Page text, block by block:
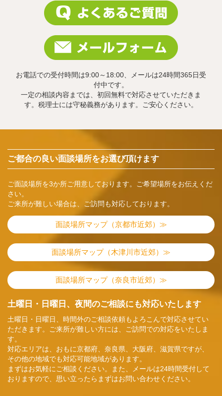
お電話での受付時間は9:00～18:00、メールは24時間365日受
付中です。
一定の相談内容までは、初回無料で対応させていただきま
す。税理士には守秘義務があります。ご安心ください。
ご都合の良い面談場所をお選び頂けます
ご面談場所を3か所ご用意しております。ご希望場所をお伝えくだ
さい。
ご来所が難しい場合は、ご訪問も対応しております。
面談場所マップ（京都市近郊）≫
面談場所マップ（木津川市近郊）≫
面談場所マップ（奈良市近郊）≫
土曜日・日曜日、夜間のご相談にも対応いたします
土曜日・日曜日、時間外のご相談依頼もよろこんで対応させてい
ただきます。ご来所が難しい方には、ご訪問での対応をいたしま
す。
対応エリアは、おもに京都府、奈良県、大阪府、滋賀県ですが、
その他の地域でも対応可能地域があります。
まずはお気軽にご相談ください。また、メールは24時間受付して
おりますので、思い立ったらまずはお問い合わせください。